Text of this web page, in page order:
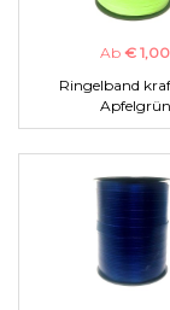
Ab € 1,00
Ringelband
Apfelgrün